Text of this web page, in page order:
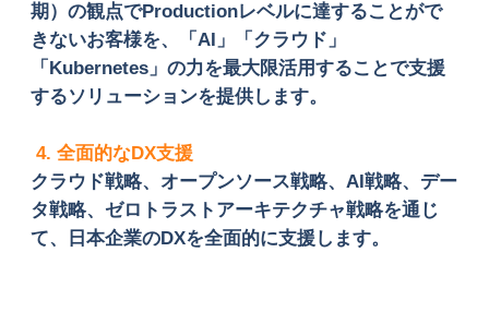
期）の観点でProductionレベルに達することがで
きないお客様を、
「 AI」「クラウド」
「Kubernetes」 の力を最大限活用することで支援
するソリューションを提供します。
4. 全面的なDX支援
クラウド戦略、オープンソース戦略、 AI戦略、デー
タ戦略、ゼロトラストアーキテクチャ戦略を通じ
て、日本企業のDXを全面的に支援します。